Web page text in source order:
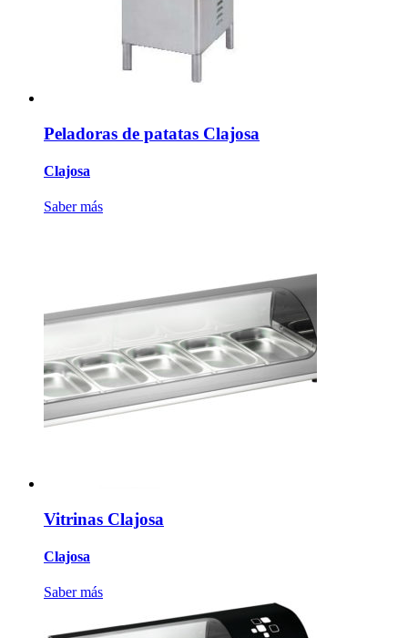
Peladoras de patatas Clajosa
Clajosa
Saber más
Vitrinas Clajosa
Clajosa
Saber más